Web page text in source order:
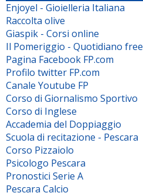
Enjoyel - Gioielleria Italiana
Raccolta olive
Giaspik - Corsi online
Il Pomeriggio - Quotidiano free
Pagina Facebook FP.com
Profilo twitter FP.com
Canale Youtube FP
Corso di Giornalismo Sportivo
Corso di Inglese
Accademia del Doppiaggio
Scuola di recitazione - Pescara
Corso Pizzaiolo
Psicologo Pescara
Pronostici Serie A
Pescara Calcio